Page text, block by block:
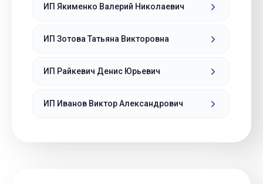
ИП Якименко Валерий Николаевич
ИП Зотова Татьяна Викторовна
ИП Райкевич Денис Юрьевич
ИП Иванов Виктор Александрович